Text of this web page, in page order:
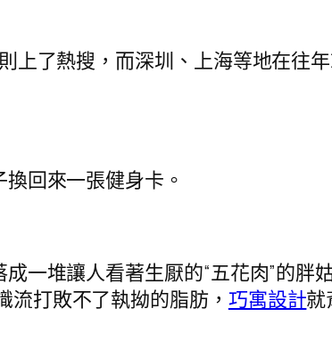
了熱搜，而深圳、上海等地在往
回來一張健身卡。
堆讓人看著生厭的“五花肉”的胖
打敗不了執拗的脂肪， 巧寓設計就